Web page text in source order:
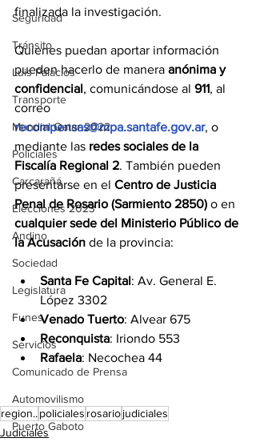
Seguridad
Tránsito
Luis Palacios
Transporte
Mundial Qatar 2022
Policiales
Carcarañá
Elecciones 2023
Andino
Sociedad
Legislatura
Funes
Servicios
Comunicado de Prensa
Automovilismo
Puerto Gaboto
finalizada la investigación.
Quienes puedan aportar información
pueden hacerlo de manera anónima y
confidencial, comunicándose al 911, al
correo
recompensas@mpa.santafe.gov.ar, o
mediante las redes sociales de la
Fiscalía Regional 2. También pueden
presentarse en el Centro de Justicia
Penal de Rosario (Sarmiento 2850) o en
cualquier sede del Ministerio Público de
la Acusación de la provincia:
Santa Fe Capital: Av. General E.
López 3302
Venado Tuerto: Alvear 675
Reconquista: Iriondo 553
Rafaela: Necochea 44
region.. policiales rosariojudiciales
Judiciales